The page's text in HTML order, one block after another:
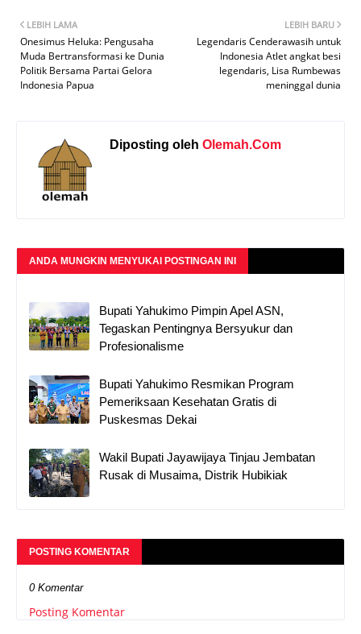
LEBIH BARU
Legendaris Cenderawasih untuk
Indonesia Atlet angkat besi
legendaris, Lisa Rumbewas
meninggal dunia
LEBIH LAMA
Onesimus Heluka: Pengusaha
Muda Bertransformasi ke Dunia
Politik Bersama Partai Gelora
Indonesia Papua
Diposting oleh Olemah.Com
ANDA MUNGKIN MENYUKAI POSTINGAN INI
Bupati Yahukimo Pimpin Apel ASN,
Tegaskan Pentingnya Bersyukur dan
Profesionalisme
Bupati Yahukimo Resmikan Program
Pemeriksaan Kesehatan Gratis di
Puskesmas Dekai
Wakil Bupati Jayawijaya Tinjau Jembatan
Rusak di Musaima, Distrik Hubikiak
POSTING KOMENTAR
0 Komentar
Posting Komentar